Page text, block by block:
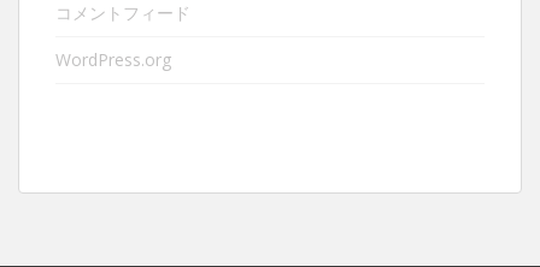
コメントフィード
WordPress.org